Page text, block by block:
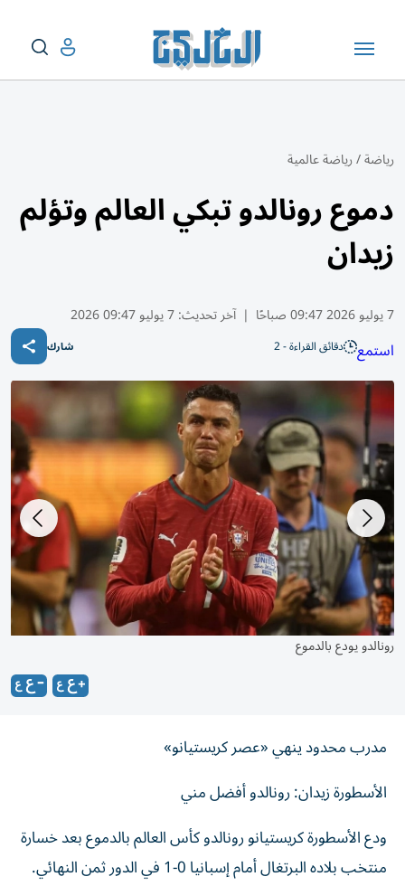
رياضة/رياضة عالمية
دموع رونالدو تبكي العالم وتؤلم
زيدان
7 يوليو 2026 09:47 صباحًا | آخر تحديث:7 يوليو 09:47 2026
استمع دقائق القراءة - 2 شارك
رونالدو يبكي
رونالدو يودع بالدموع
مدرب محدود ينهي «عصر كريستيانو»
الأسطورة زيدان: رونالدو أفضل مني
ودع الأسطورة كريستيانو رونالدو كأس العالم بالدموع بعد خسارة
منتخب بلاده البرتغال أمام إسبانيا 0-1 في الدور ثمن النهائي.